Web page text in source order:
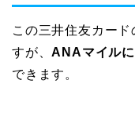
この三井住友カー
すが、ANAマイル
できます。